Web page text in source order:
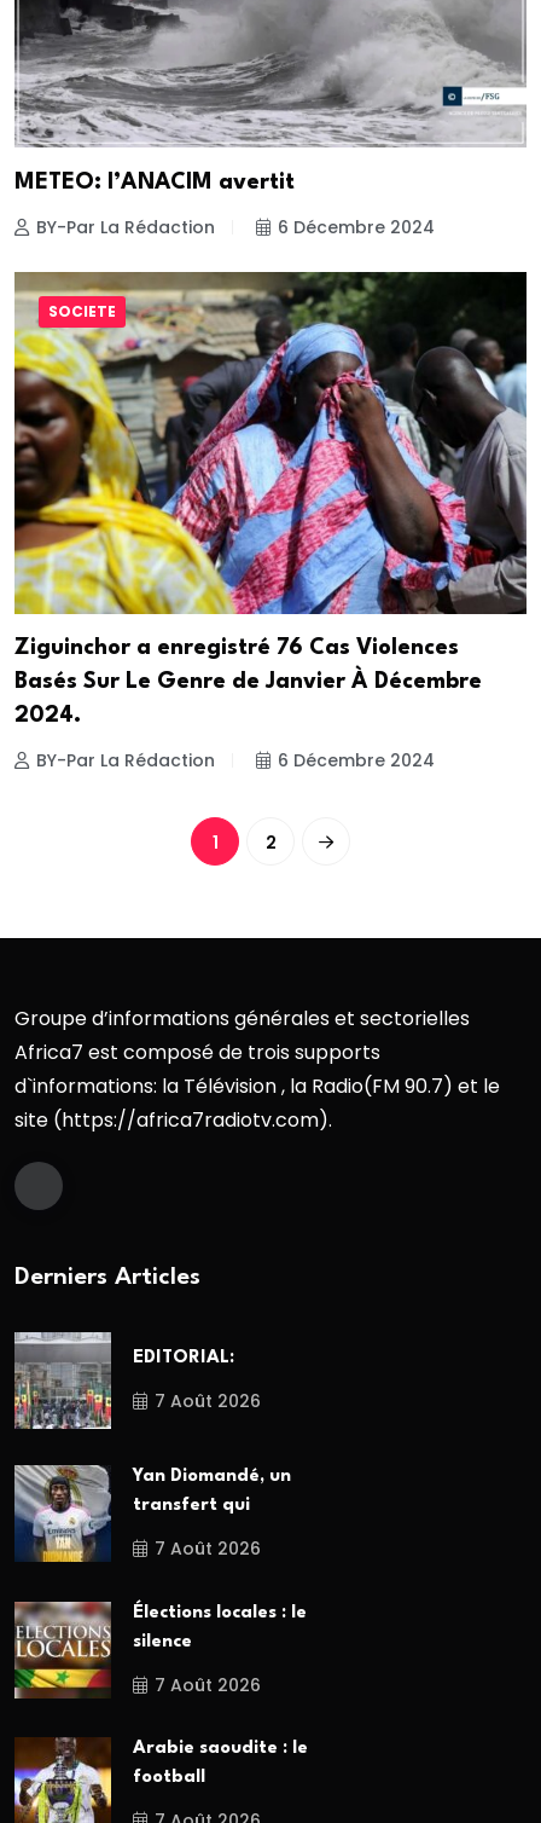
METEO: l’ANACIM avertit
BY-Par La Rédaction 6 Décembre 2024
SOCIETE
Ziguinchor a enregistré 76 Cas Violences
Basés Sur Le Genre de Janvier À Décembre
2024.
BY-Par La Rédaction 6 Décembre 2024
1 2
Groupe d’informations générales et sectorielles
Africa7 est composé de trois supports
d`informations: la Télévision , la Radio(FM 90.7) et le
site (https://africa7radiotv.com).
Derniers Articles
EDITORIAL:
7 Août 2026
Yan Diomandé, un
transfert qui
7 Août 2026
Élections locales : le
silence
7 Août 2026
Arabie saoudite : le
football